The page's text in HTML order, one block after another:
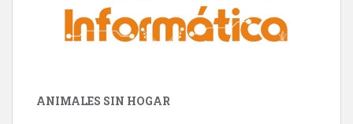
ANIMALES SIN HOGAR